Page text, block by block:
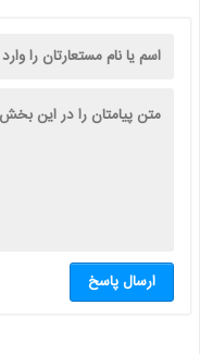
ارسال پاسخ